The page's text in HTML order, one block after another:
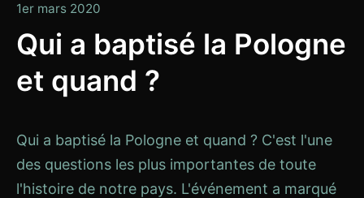
1er mars 2020
2020
Qui a baptisé la Pologne
et quand ?
Qui a baptisé la Pologne et quand ? C'est l'une
des questions les plus importantes de toute
l'histoire de notre pays. L'événement a marqué